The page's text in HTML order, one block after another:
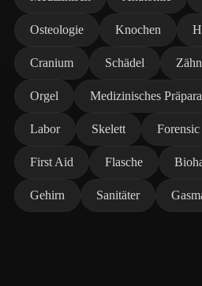
Osteologie Knochen
Cranium Schädel
Orgel Medizinisches
Labor Skelett Forensic
First Aid Flasche
Gehirn Sanitäter